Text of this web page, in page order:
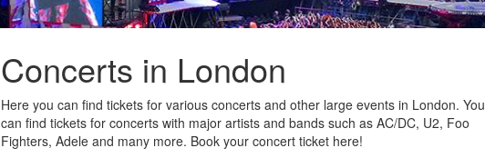
Concerts in London
Here you can find tickets for various concerts and other large events in London. You
can find tickets for concerts with major artists and bands such as AC/DC, U2, Foo
Fighters, Adele and many more. Book your concert ticket here!